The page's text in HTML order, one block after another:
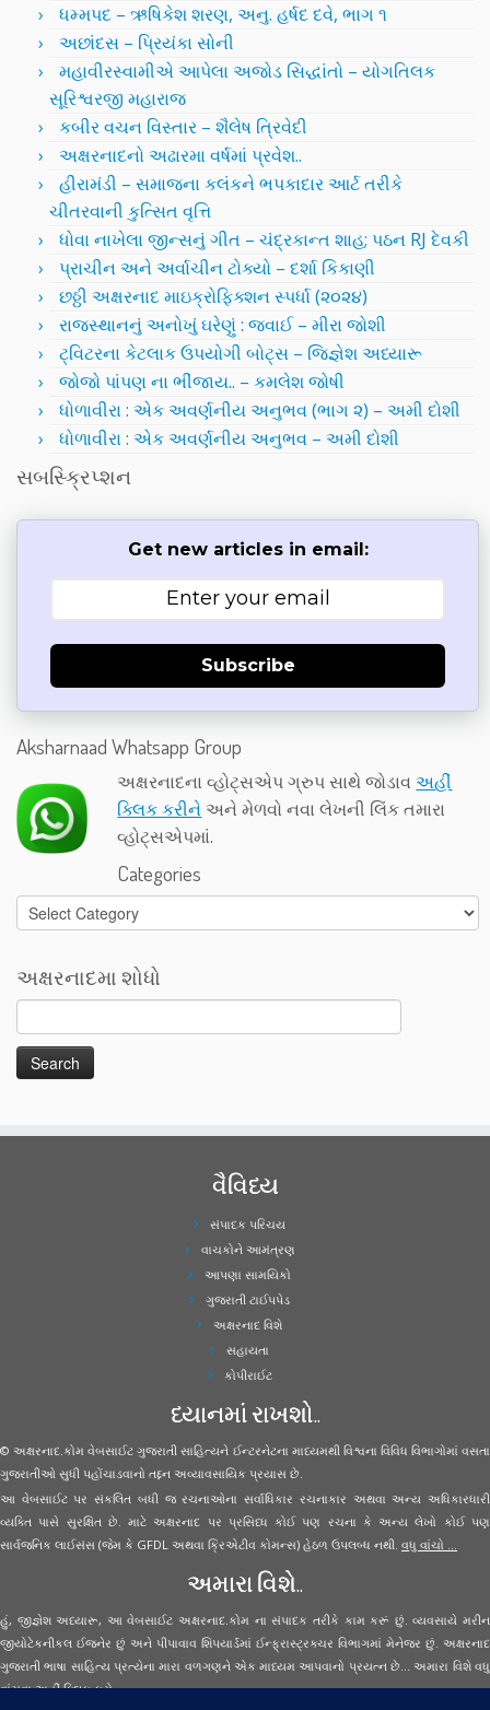
ધમ્મપદ – ઋષિકેશ શરણ, અનુ. હર્ષદ દવે, ભાગ ૧
અછાંદસ – પ્રિયંકા સોની
મહાવીરસ્વામીએ આપેલા અજોડ સિદ્ધાંતો – યોગતિલક
સૂરિશ્વરજી મહારાજ
કબીર વચન વિસ્તાર – શૈલેષ ત્રિવેદી
અક્ષરનાદનો અઢારમા વર્ષમાં પ્રવેશ..
હીરામંડી – સમાજના કલંકને ભપકાદાર આર્ટ તરીકે
ચીતરવાની કુત્સિત વૃત્તિ
ધોવા નાખેલા જીન્સનું ગીત – ચંદ્રકાન્ત શાહ; પઠન RJ દેવકી
પ્રાચીન અને અર્વાચીન ટોક્યો – દર્શા કિકાણી
છઠ્ઠી અક્ષરનાદ માઇક્રોફિક્શન સ્પર્ધા (૨૦૨૪)
રાજસ્થાનનું અનોખું ઘરેણું : જવાઈ – મીરા જોશી
ટ્વિટરના કેટલાક ઉપયોગી બોટ્સ – જિજ્ઞેશ અધ્યારૂ
જોજો પાંપણ ના ભીંજાય.. – કમલેશ જોષી
ધોળાવીરા : એક અવર્ણનીય અનુભવ (ભાગ ૨) – અમી દોશી
ધોળાવીરા : એક અવર્ણનીય અનુભવ – અમી દોશી
સબસ્ક્રિપ્શન
Get new articles in email:
Subscribe
Aksharnaad Whatsapp Group
અક્ષરનાદના વ્હોટ્સએપ ગ્રુપ સાથે જોડાવઅહીં
ક્લિક કરીને અને મેળવો નવા લેખની લિંક તમારા
વ્હોટ્સએપમાં.
Categories
Categories
અક્ષરનાદમા શોધો
વૈવિધ્ય
સંપાદક પરિચય
વાચકોને આમંત્રણ
આપણા સામયિકો
ગુજરાતી ટાઈપપેડ
અક્ષરનાદ વિશે
સહાયતા
કોપીરાઈટ
ધ્યાનમાં રાખશો..
© અક્ષરનાદ.કોમ વેબસાઈટ ગુજરાતી સાહિત્યને ઈન્ટરનેટના માધ્યમથી વિશ્વના વિવિધ વિભાગોમાં વસતા
ગુજરાતીઓ સુધી પહોંચાડવાનો તદ્દન અવ્યાવસાયિક પ્રયાસ છે.
આ વેબસાઈટ પર સંકલિત બધી જ રચનાઓના સર્વાધિકાર રચનાકાર અથવા અન્ય અધિકારધારી
વ્યક્તિ પાસે સુરક્ષિત છે. માટે અક્ષરનાદ પર પ્રસિધ્ધ કોઈ પણ રચના કે અન્ય લેખો કોઈ પણ
સાર્વજનિક લાઈસંસ (જેમ કે GFDL અથવા ક્રિએટીવ કોમન્સ) હેઠળ ઉપલબ્ધ નથી. વધુ વાંચો ...
અમારા વિશે..
હું, જીજ્ઞેશ અધ્યારૂ, આ વેબસાઈટ અક્ષરનાદ.કોમ ના સંપાદક તરીકે કામ કરૂં છું. વ્યવસાયે મરીન
જીયોટેકનીકલ ઈજનેર છું અને પીપાવાવ શિપયાર્ડમાં ઈન્ફ્રાસ્ટ્રક્ચર વિભાગમાં મેનેજર છું. અક્ષરનાદ
ગુજરાતી ભાષા સાહિત્ય પ્રત્યેના મારા વળગણને એક માધ્યમ આપવાનો પ્રયત્ન છે... અમારા વિશે વધુ
વાંચવાઅહીં ક્લિક કરો...